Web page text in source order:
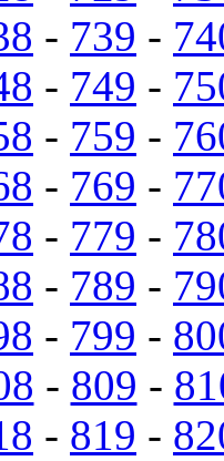
- 739 -
- 749 -
- 759 -
- 769 -
- 779 -
- 789 -
- 799 -
- 809 -
- 819 -